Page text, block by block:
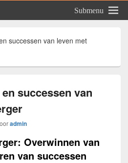
Submenu
successen van leven met
successen van
admin
Overwinnen van
van successen